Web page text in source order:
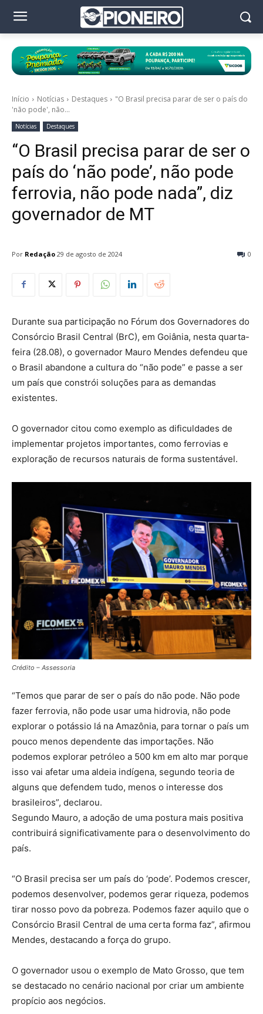
Início Notícias Destaques
"O Brasil precisa parar de ser o país do
'não pode', não...
Notícias Destaques
“O Brasil precisa parar de ser o
país do ‘não pode’, não pode
ferrovia, não pode nada”, diz
governador de MT
Por Redação 0
29 de agosto de 2024
Durante sua participação no Fórum dos Governadores do
Consórcio Brasil Central (BrC), em Goiânia, nesta quarta-
feira (28.08), o governador Mauro Mendes defendeu que
o Brasil abandone a cultura do “não pode” e passe a ser
um país que constrói soluções para as demandas
existentes.
O governador citou como exemplo as dificuldades de
implementar projetos importantes, como ferrovias e
exploração de recursos naturais de forma sustentável.
Crédito – Assessoria
“Temos que parar de ser o país do não pode. Não pode
fazer ferrovia, não pode usar uma hidrovia, não pode
explorar o potássio lá na Amazônia, para tornar o país um
pouco menos dependente das importações. Não
podemos explorar petróleo a 500 km em alto mar porque
isso vai afetar uma aldeia indígena, segundo teoria de
alguns que defendem tudo, menos o interesse dos
brasileiros”, declarou.
Segundo Mauro, a adoção de uma postura mais positiva
contribuirá significativamente para o desenvolvimento do
país.
“O Brasil precisa ser um país do ‘pode’. Podemos crescer,
podemos desenvolver, podemos gerar riqueza, podemos
tirar nosso povo da pobreza. Podemos fazer aquilo que o
Consórcio Brasil Central de uma certa forma faz”, afirmou
Mendes, destacando a força do grupo.
O governador usou o exemplo de Mato Grosso, que tem
se destacado no cenário nacional por criar um ambiente
propício aos negócios.